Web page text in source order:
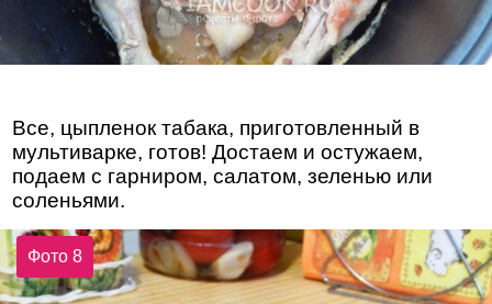
Все, цыпленок табака, приготовленный в
мультиварке, готов! Достаем и остужаем,
подаем с гарниром, салатом, зеленью или
соленьями.
Фото 8